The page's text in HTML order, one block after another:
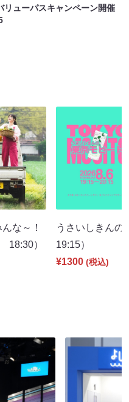
リューパスキャンペーン開催
な～！
18:30）
うさいしきん
19:15）
¥1300 (税込)